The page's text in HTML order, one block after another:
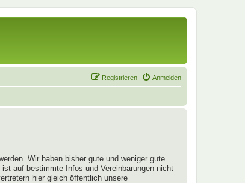
Anmelden
Registrieren
Wir haben bisher gute und weniger gute
auf bestimmte Infos und Vereinbarungen nicht
hier gleich öffentlich unsere